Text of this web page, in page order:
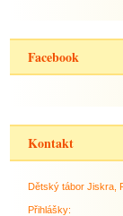
Facebook
Kontakt
Dětský tábor Jiskra,
Přihlášky: